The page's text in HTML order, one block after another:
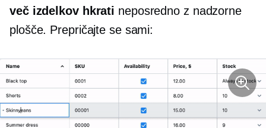
več izdelkov hkrati neposredno z nadzorne
plošče. Prepričajte se sami: